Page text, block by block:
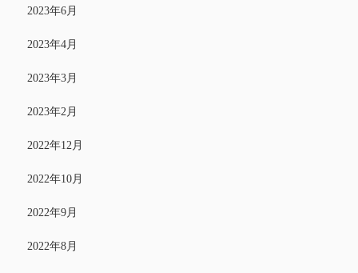
2023年6月
2023年4月
2023年3月
2023年2月
2022年12月
2022年10月
2022年9月
2022年8月